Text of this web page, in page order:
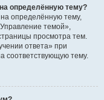
определённую тему?
определённую тему,
темой»,
просмотра тем.
ответа» при
соответствующую тему.